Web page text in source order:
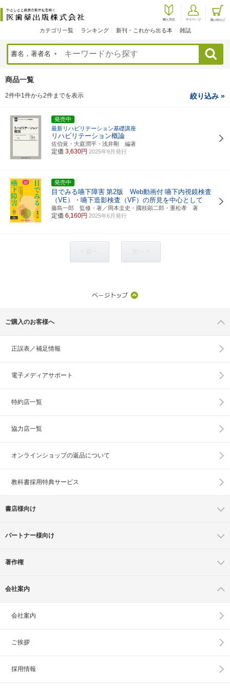
カテゴリ一覧 ランキング 新刊・これから出る本 雑誌
検索
商品一覧
2件中1件から2件までを表示 絞り込み »
発売中
最新リハビリテーション基礎講座
リハビリテーション概論
佐伯覚・大庭潤平・浅井剛 編著
定価 3,630円 2025年9月発行
発売中
目でみる嚥下障害 第2版 Web動画付 嚥下内視鏡検査
（VE）・嚥下造影検査（VF）の所見を中心として
藤島一郎 監修・著／岡本圭史・國枝顕二郎・重松孝 著
定価 6,160円 2025年6月発行
ご購入のお客様へ
正誤表／補足情報
電子メディアサポート
特約店一覧
協力店一覧
オンラインショップの返品について
教科書採用特典サービス
書店様向け
パートナー様向け
著作権
会社案内
会社案内
ご挨拶
採用情報